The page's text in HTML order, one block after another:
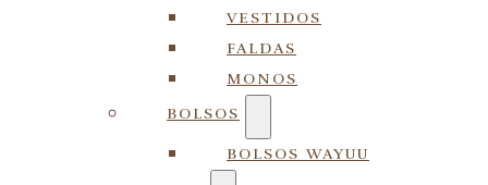
VESTIDOS
FALDAS
MONOS
BOLSOS
BOLSOS WAYUU